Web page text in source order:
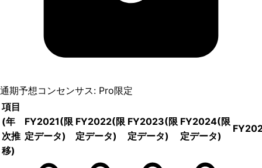
通期予想コンセンサス: Pro限定
項目
(年
次推
移)
FY2021(限
定データ)
FY2022(限
定データ)
FY2023(限
定データ)
FY2024(限
定データ)